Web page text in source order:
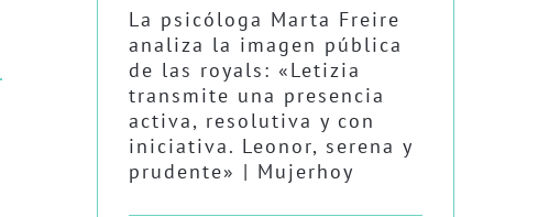
La psicóloga Marta Freire
analiza la imagen pública
de las royals: «Letizia
transmite una presencia
activa, resolutiva y con
iniciativa. Leonor, serena y
prudente» | Mujerhoy